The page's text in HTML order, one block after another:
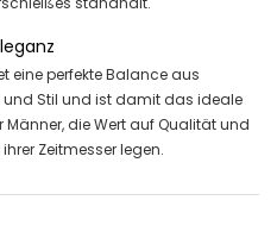
eine perfekte Balance aus
und Stil und ist damit das ideale
Männer, die Wert auf Qualität und
Zeitmesser legen.